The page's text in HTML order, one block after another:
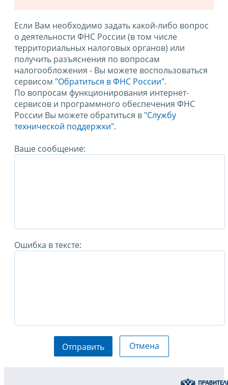
Если Вам необходимо задать какой-либо вопрос
о деятельности ФНС России (в том числе
территориальных налоговых органов) или
получить разъяснения по вопросам
налогообложения - Вы можете воспользоваться
сервисом "Обратиться в ФНС России".
По вопросам функционирования интернет-
сервисов и программного обеспечения ФНС
России Вы можете обратиться в "Службу
технической поддержки".
Ваше сообщение:
Ошибка в тексте:
Отправить Отмена